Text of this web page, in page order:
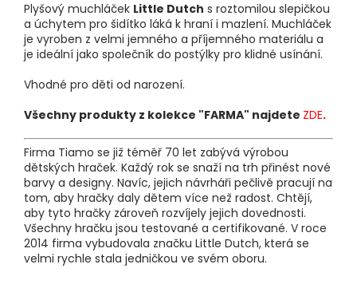
Plyšový muchláček Little Dutch s roztomilou slepičkou
a úchytem pro šidítko láká k hraní i mazlení. Muchláček
je vyroben z velmi jemného a příjemného materiálu a
je ideální jako společník do postýlky pro klidné usínání.
Vhodné pro děti od narození.
Všechny produkty z kolekce "FARMA" najdete ZDE.
Firma Tiamo se již téměř 70 let zabývá výrobou
dětských hraček. Každý rok se snaží na trh přinést nové
barvy a designy. Navíc, jejich návrháři pečlivě pracují na
tom, aby hračky daly dětem více než radost. Chtějí,
aby tyto hračky zároveň rozvíjely jejich dovednosti.
Všechny hračku jsou testované a certifikované. V roce
2014 firma vybudovala značku Little Dutch, která se
velmi rychle stala jedničkou ve svém oboru.